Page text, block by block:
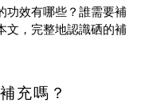
功效有哪些？誰需要補
文，完整地認識硒的補
充嗎？